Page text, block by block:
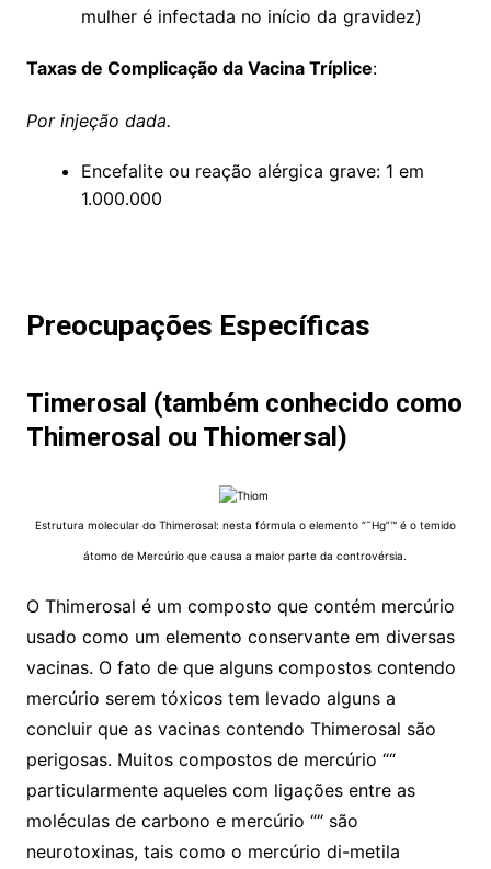
mulher é infectada no início da gravidez)
Taxas de Complicação da Vacina Tríplice:
Por injeção dada.
Encefalite ou reação alérgica grave: 1 em
1.000.000
Preocupações Específicas
Timerosal (também conhecido como
Thimerosal ou Thiomersal)
Estrutura molecular do Thimerosal: nesta fórmula o elemento “˜Hg”™ é o temido
átomo de Mercúrio que causa a maior parte da controvérsia.
O Thimerosal é um composto que contém mercúrio
usado como um elemento conservante em diversas
vacinas. O fato de que alguns compostos contendo
mercúrio serem tóxicos tem levado alguns a
concluir que as vacinas contendo Thimerosal são
perigosas. Muitos compostos de mercúrio ““
particularmente aqueles com ligações entre as
moléculas de carbono e mercúrio ““ são
neurotoxinas, tais como o mercúrio di-metila